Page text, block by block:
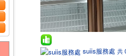
suiis服務處 共